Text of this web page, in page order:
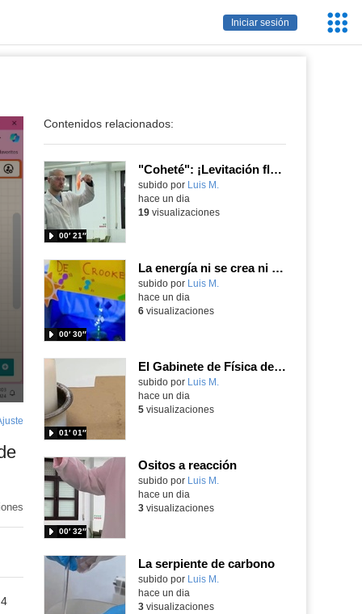
Iniciar sesión
pantalla
Contenidos relacionados:
"Coheté": ¡Levitación flamígera!
Contenido educativo.
subido por Luis M.
00′ 21″
hace un dia
19visualizaciones
La energía ni se crea ni se destruye... ¡se experimenta! El Tierno en la Feria Madrid es Ciencia 2026
Contenido educativo.
subido por Luis M.
00′ 30″
hace un dia
6visualizaciones
El Gabinete de Física del IES Enrique Tierno Galván de Parla (Curso 25-26)
Contenido educativo.
subido por Luis M.
01′ 01″
hace un dia
5visualizaciones
Ositos a reacción
Contenido educativo.
subido por Luis M.
00′ 32″
hace un dia
3visualizaciones
La serpiente de carbono
Contenido educativo.
subido por Luis M.
hace un dia
3visualizaciones